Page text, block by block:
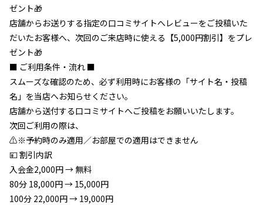
ゼント🎁
店舗からお送りする指定の口コミサイトへレビューをご投稿いた
だいたお客様へ、次回のご来店時に使える【5,000円割引】をプレ
ゼント🎁
■ ご利用条件・流れ ■
スムーズな確認のため、必ず利用時にお客様の「サイト名・投稿
名」を当店へお知らせください。
店舗から送付する口コミサイトへご投稿をお願いいたします。
次回ご利用の際は、
⚠️※予約時のみ適用／お部屋での適用はできません
💴 割引内訳
入会金2,000円 → 無料
80分 18,000円 → 15,000円
100分 22,000円 → 19,000円